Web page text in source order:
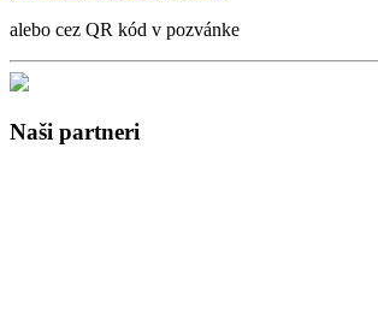
alebo cez QR kód v pozvánke
Naši partneri